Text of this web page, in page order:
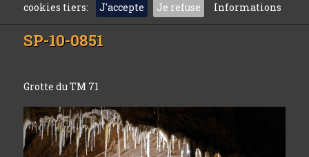
cookies tiers:
J'accepte Je refuse Informations
SP-10-0851
Grotte du TM 71